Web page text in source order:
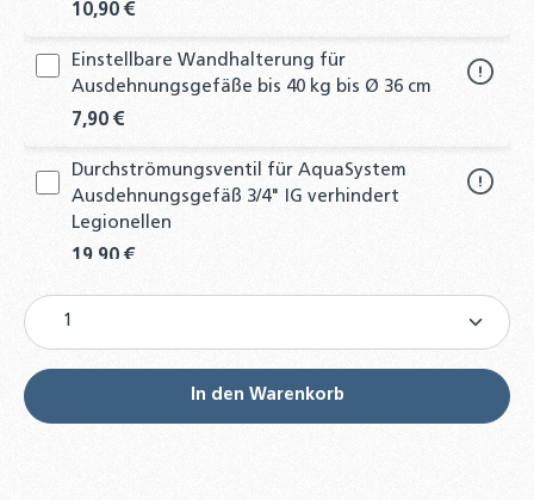
10,90 €
Einstellbare Wandhalterung für
Ausdehnungsgefäße bis 40 kg bis Ø 36 cm
7,90 €
Durchströmungsventil für AquaSystem
Ausdehnungsgefäß 3/4" IG verhindert
Legionellen
19,90 €
13,90 €
Produkt Anzahl: Gib den gewünschten Wert ein
In den Warenkorb